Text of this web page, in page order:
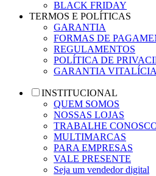
BLACK FRIDAY
TERMOS E POLÍTICAS
GARANTIA
FORMAS DE
REGULAMENTOS
POLÍTICA DE
GARANTIA VITALÍCIA
INSTITUCIONAL
QUEM SOMOS
NOSSAS LOJAS
TRABALHE
MULTIMARCAS
PARA EMPRESAS
VALE PRESENTE
Seja um vendedor digital